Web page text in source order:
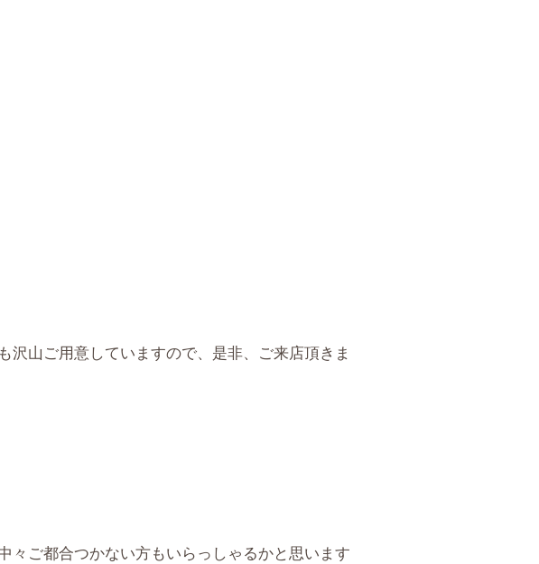
山ご用意していますので、是非、ご来店頂きま
々ご都合つかない方もいらっしゃるかと思います